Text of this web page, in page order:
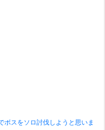
ボスをソロ討伐しようと思いま